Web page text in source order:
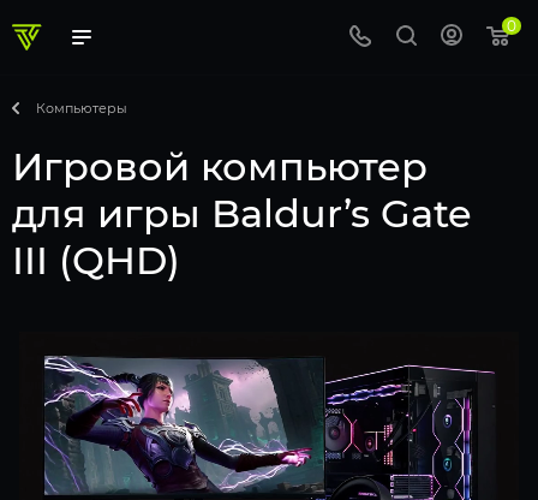
0
Компьютеры
Игровой компьютер
для игры Baldur’s Gate
III (QHD)